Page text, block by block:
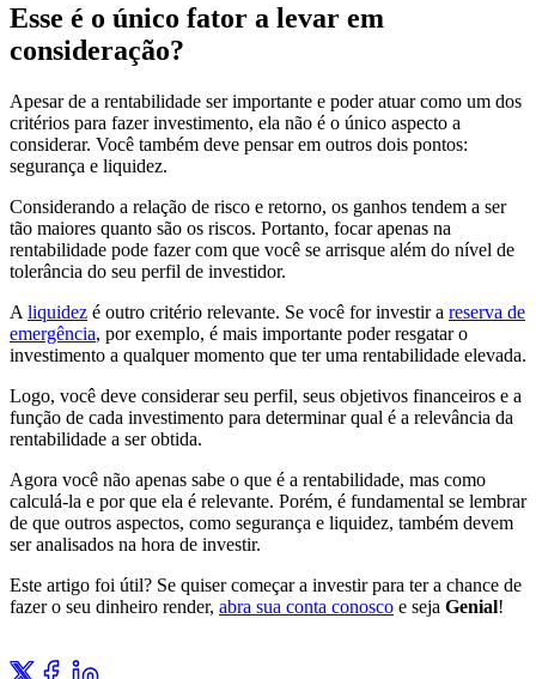
Esse é o único fator a levar em
consideração?
Apesar de a rentabilidade ser importante e poder atuar como um dos
critérios para fazer investimento, ela não é o único aspecto a
considerar. Você também deve pensar em outros dois pontos:
segurança e liquidez.
Considerando a relação de risco e retorno, os ganhos tendem a ser
tão maiores quanto são os riscos. Portanto, focar apenas na
rentabilidade pode fazer com que você se arrisque além do nível de
tolerância do seu perfil de investidor.
A liquidez é outro critério relevante. Se você for investir a reserva de
emergência, por exemplo, é mais importante poder resgatar o
investimento a qualquer momento que ter uma rentabilidade elevada.
Logo, você deve considerar seu perfil, seus objetivos financeiros e a
função de cada investimento para determinar qual é a relevância da
rentabilidade a ser obtida.
Agora você não apenas sabe o que é a rentabilidade, mas como
calculá-la e por que ela é relevante. Porém, é fundamental se lembrar
de que outros aspectos, como segurança e liquidez, também devem
ser analisados na hora de investir.
Este artigo foi útil? Se quiser começar a investir para ter a chance de
fazer o seu dinheiro render, abra sua conta conosco e seja Genial!